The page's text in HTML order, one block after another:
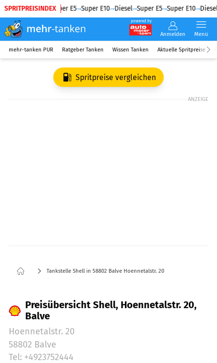
SPRITPREISINDEX
Diesel Super E5 Super E10 Diesel Super E5 Super E10 Diesel
powered by
Anmelden Menü
mehr-tanken PUR Ratgeber Tanken Wissen Tanken Aktuelle Spritpreise
Spritpreise vergleichen
ANZEIGE
Tankstelle Shell in 58802 Balve Hoennetalstr. 20
Preisübersicht Shell, Hoennetalstr. 20,
Balve
Hoennetalstr. 20
58802 Balve
Tel: +4923752444